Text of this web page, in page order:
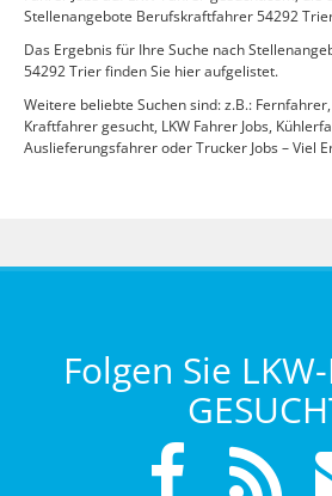
Stellenangebote Berufskraftfahrer 54292
Das Ergebnis für Ihre Suche nach
54292 Trier finden Sie hier aufgelistet.
Weitere beliebte Suchen sind: z.B.:
Kraftfahrer gesucht, LKW Fahrer Jobs,
Auslieferungsfahrer oder Trucker Jobs – Viel
Folgen Sie